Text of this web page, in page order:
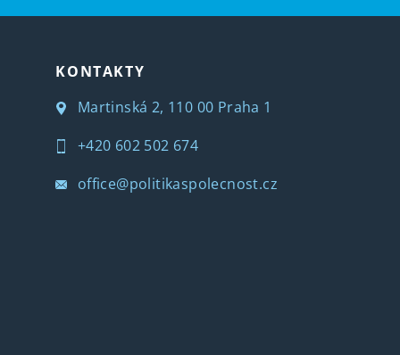
KONTAKTY
Martinská 2, 110 00 Praha 1
+420 602 502 674
office@politikaspolecnost.cz